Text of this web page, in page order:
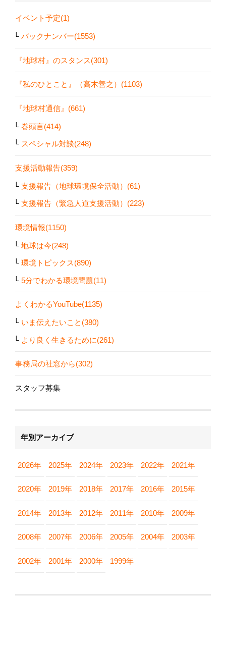
イベント予定(1)
バックナンバー(1553)
『地球村』のスタンス(301)
『私のひとこと』（高木善之）(1103)
『地球村通信』(661)
巻頭言(414)
スペシャル対談(248)
支援活動報告(359)
支援報告（地球環境保全活動）(61)
支援報告（緊急人道支援活動）(223)
環境情報(1150)
地球は今(248)
環境トピックス(890)
5分でわかる環境問題(11)
よくわかるYouTube(1135)
いま伝えたいこと(380)
より良く生きるために(261)
事務局の社窓から(302)
スタッフ募集
年別アーカイブ
2026年 2025年 2024年 2023年 2022年 2021年
2020年 2019年 2018年 2017年 2016年 2015年
2014年 2013年 2012年 2011年 2010年 2009年
2008年 2007年 2006年 2005年 2004年 2003年
2002年 2001年 2000年 1999年